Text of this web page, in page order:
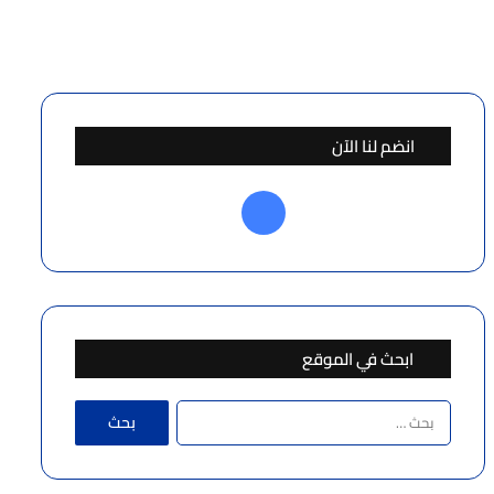
انضم لنا الآن
ف
س
ب
و
ابحث في الموقع
ا
ل
ح